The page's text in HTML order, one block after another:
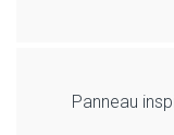
Panneau